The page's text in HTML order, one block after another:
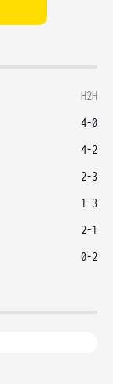
H2H
4-0
4-2
2-3
1-3
2-1
0-2